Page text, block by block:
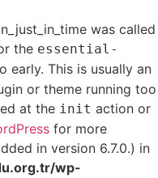
was called
the essential-
early. This is usually an
or theme running too
at the init action or
for more
in version 6.7.0.) in
wp-